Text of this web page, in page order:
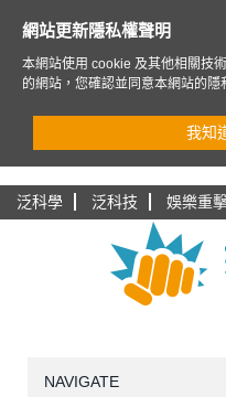
泛科學 泛科技 娛樂重
NAVIGATE
網站更新隱私權聲明
本網站使用 cookie 及其他相關技
的網站，您確認並同意本網站的隱
我知